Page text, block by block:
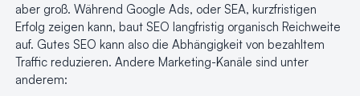
aber groß. Während Google Ads, oder SEA, kurzfristigen
Erfolg zeigen kann, baut SEO langfristig organisch Reichweite
auf. Gutes SEO kann also die Abhängigkeit von bezahltem
Traffic reduzieren. Andere Marketing-Kanäle sind unter
anderem: